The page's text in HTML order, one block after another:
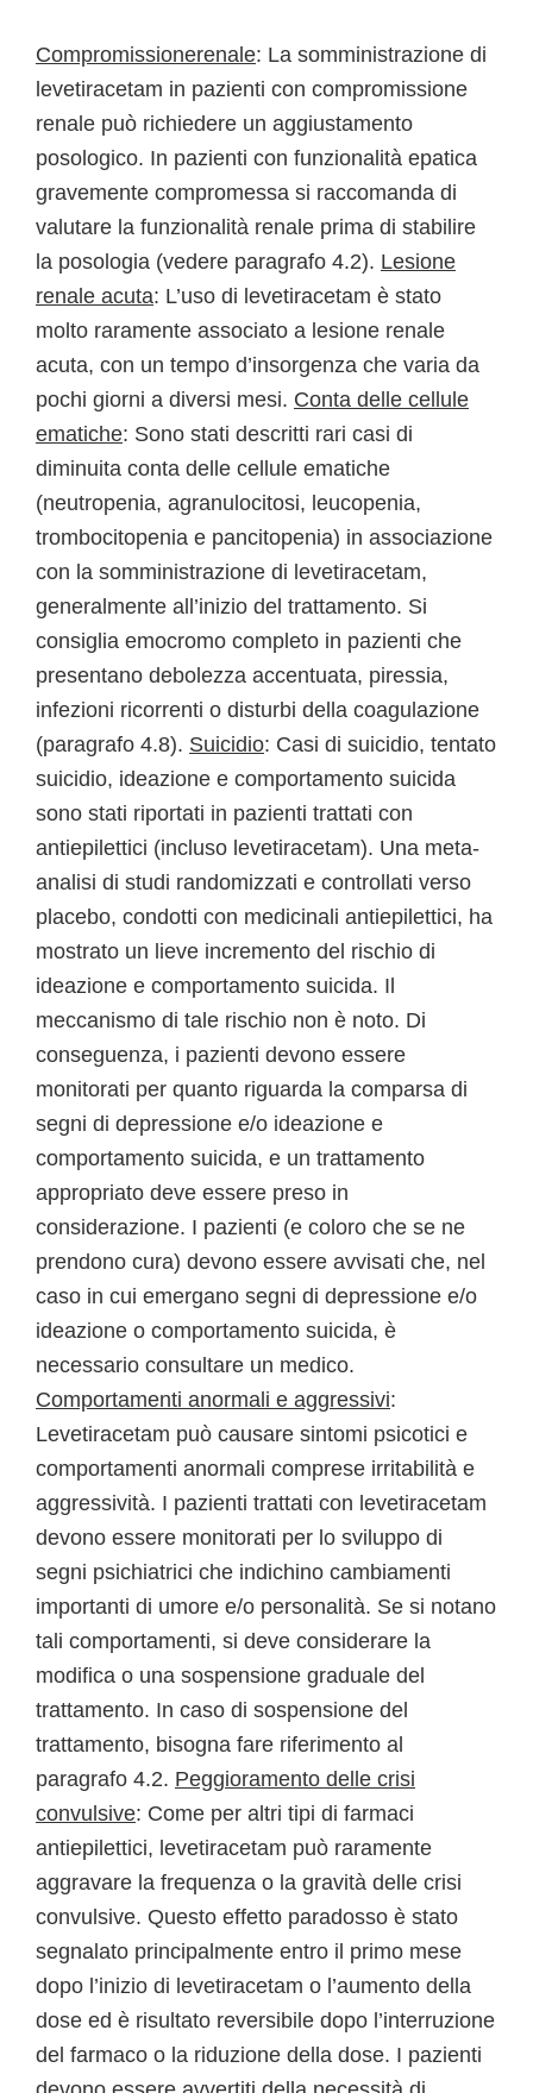
Compromissionerenale: La somministrazione di
levetiracetam in pazienti con compromissione
renale può richiedere un aggiustamento
posologico. In pazienti con funzionalità epatica
gravemente compromessa si raccomanda di
valutare la funzionalità renale prima di stabilire
la posologia (vedere paragrafo 4.2). Lesione
renale acuta: L’uso di levetiracetam è stato
molto raramente associato a lesione renale
acuta, con un tempo d’insorgenza che varia da
pochi giorni a diversi mesi. Conta delle cellule
ematiche: Sono stati descritti rari casi di
diminuita conta delle cellule ematiche
(neutropenia, agranulocitosi, leucopenia,
trombocitopenia e pancitopenia) in associazione
con la somministrazione di levetiracetam,
generalmente all’inizio del trattamento. Si
consiglia emocromo completo in pazienti che
presentano debolezza accentuata, piressia,
infezioni ricorrenti o disturbi della coagulazione
(paragrafo 4.8). Suicidio: Casi di suicidio, tentato
suicidio, ideazione e comportamento suicida
sono stati riportati in pazienti trattati con
antiepilettici (incluso levetiracetam). Una meta-
analisi di studi randomizzati e controllati verso
placebo, condotti con medicinali antiepilettici, ha
mostrato un lieve incremento del rischio di
ideazione e comportamento suicida. Il
meccanismo di tale rischio non è noto. Di
conseguenza, i pazienti devono essere
monitorati per quanto riguarda la comparsa di
segni di depressione e/o ideazione e
comportamento suicida, e un trattamento
appropriato deve essere preso in
considerazione. I pazienti (e coloro che se ne
prendono cura) devono essere avvisati che, nel
caso in cui emergano segni di depressione e/o
ideazione o comportamento suicida, è
necessario consultare un medico.
Comportamenti anormali e aggressivi:
Levetiracetam può causare sintomi psicotici e
comportamenti anormali comprese irritabilità e
aggressività. I pazienti trattati con levetiracetam
devono essere monitorati per lo sviluppo di
segni psichiatrici che indichino cambiamenti
importanti di umore e/o personalità. Se si notano
tali comportamenti, si deve considerare la
modifica o una sospensione graduale del
trattamento. In caso di sospensione del
trattamento, bisogna fare riferimento al
paragrafo 4.2. Peggioramento delle crisi
convulsive: Come per altri tipi di farmaci
antiepilettici, levetiracetam può raramente
aggravare la frequenza o la gravità delle crisi
convulsive. Questo effetto paradosso è stato
segnalato principalmente entro il primo mese
dopo l’inizio di levetiracetam o l’aumento della
dose ed è risultato reversibile dopo l’interruzione
del farmaco o la riduzione della dose. I pazienti